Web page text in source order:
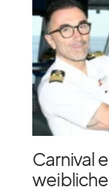
Carnival